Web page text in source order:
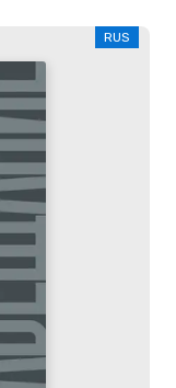
RUS